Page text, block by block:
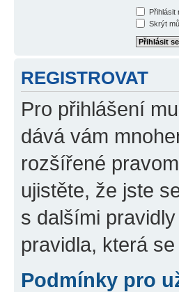
Přihlásit
Skrýt
REGISTROVAT
Pro přihlášení
dává vám
rozšířené
ujistěte, že jste
s dalšími
pravidla, která
Podmínky pro